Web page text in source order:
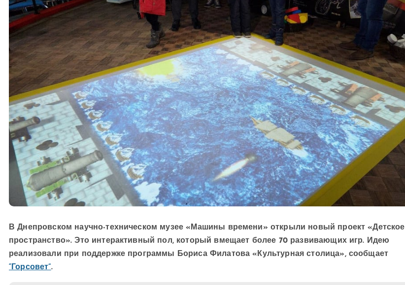
В Днепровском научно-техническом музее «Машины времени» открыли новый проект «Детское
пространство». Это интерактивный пол, который вмещает более 70 развивающих игр. Идею
реализовали при поддержке программы Бориса Филатова «Культурная столица», сообщает
“Горсовет”.